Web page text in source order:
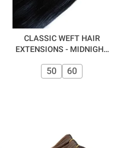
CLASSIC WEFT HAIR
EXTENSIONS - MIDNIGHT
50 60